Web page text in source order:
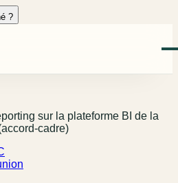
?
sur la plateforme BI de la
cadre)